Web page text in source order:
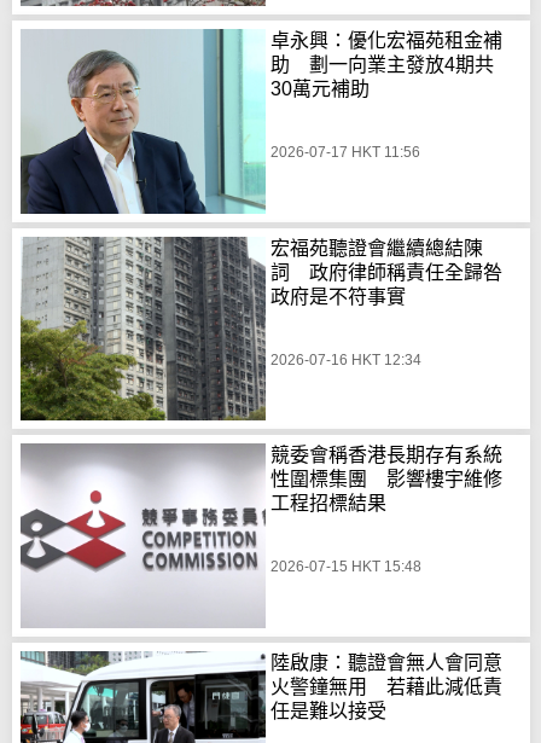
卓永興：優化宏福苑租金補
助 劃一向業主發放4期共
30萬元補助
2026-07-17 HKT 11:56
宏福苑聽證會繼續總結陳
詞 政府律師稱責任全歸咎
政府是不符事實
2026-07-16 HKT 12:34
競委會稱香港長期存有系統
性圍標集團 影響樓宇維修
工程招標結果
2026-07-15 HKT 15:48
陸啟康：聽證會無人會同意
火警鐘無用 若藉此減低責
任是難以接受